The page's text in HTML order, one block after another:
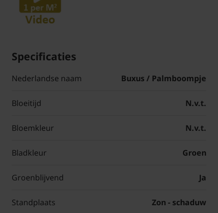
Specificaties
Nederlandse naam Buxus / Palmboompje
Bloeitijd N.v.t.
Bloemkleur N.v.t.
Bladkleur Groen
Groenblijvend Ja
Standplaats Zon - schaduw